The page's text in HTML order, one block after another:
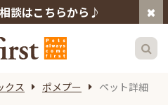
談はこちらから♪
クス ポメプー ペット詳細